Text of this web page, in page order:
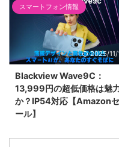
（140W/45W）、MagSafeバッ
テリー（Anker Nano）、高耐久
ケースなど全商品の選び方を基
別に解説。Anker、Spigen、
MOFTなど人気ブランドを網羅
スマートフォン情報
2025/11/
Blackview Wave9C：
13,999円の超低価格は魅
か？IP54対応【Amazonセ
ール】
ールで13,999円。IP54防塵防水